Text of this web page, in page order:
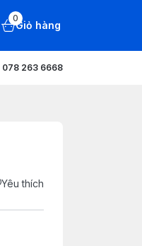
0
Giỏ hàng
078 263 6668
Yêu thích